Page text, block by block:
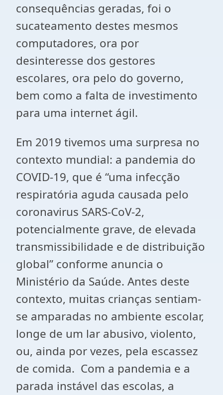
consequências geradas, foi o
sucateamento destes mesmos
computadores, ora por
desinteresse dos gestores
escolares, ora pelo do governo,
bem como a falta de investimento
para uma internet ágil.
Em 2019 tivemos uma surpresa no
contexto mundial: a pandemia do
COVID-19, que é “uma infecção
respiratória aguda causada pelo
coronavirus SARS-CoV-2,
potencialmente grave, de elevada
transmissibilidade e de distribuição
global” conforme anuncia o
Ministério da Saúde. Antes deste
contexto, muitas crianças sentiam-
se amparadas no ambiente escolar,
longe de um lar abusivo, violento,
ou, ainda por vezes, pela escassez
de comida. Com a pandemia e a
parada instável das escolas, a